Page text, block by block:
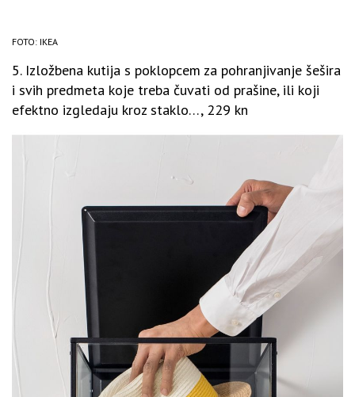
FOTO: IKEA
5. Izložbena kutija s poklopcem za pohranjivanje šešira
i svih predmeta koje treba čuvati od prašine, ili koji
efektno izgledaju kroz staklo…, 229 kn